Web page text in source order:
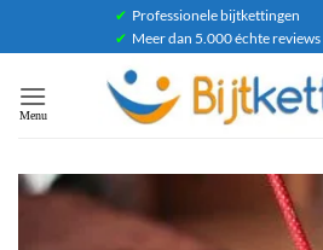
✔ Professionele bijtkettingen
✔ Meer dan 5.000 échte reviews